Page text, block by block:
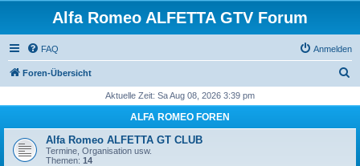
Alfa Romeo ALFETTA GTV Forum
FAQ Anmelden
Foren-Übersicht
h
Aktuelle Zeit: Sa Aug 08, 2026 3:39 pm
ALFA ROMEO FOREN
Alfa Romeo ALFETTA GT CLUB
Termine, Organisation usw.
Themen: 14